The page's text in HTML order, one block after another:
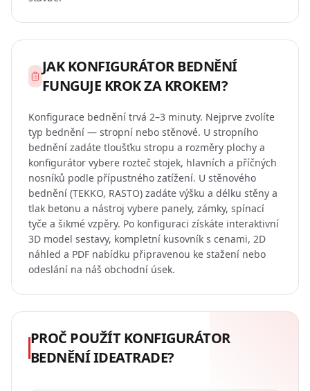
JAK KONFIGURÁTOR BEDNĚNÍ
FUNGUJE KROK ZA KROKEM?
Konfigurace bednění trvá 2–3 minuty. Nejprve zvolíte
typ bednění — stropní nebo stěnové. U stropního
bednění zadáte tloušťku stropu a rozměry plochy a
konfigurátor vybere rozteč stojek, hlavních a příčných
nosníků podle přípustného zatížení. U stěnového
bednění (TEKKO, RASTO) zadáte výšku a délku stěny a
tlak betonu a nástroj vybere panely, zámky, spínací
tyče a šikmé vzpěry. Po konfiguraci získáte interaktivní
3D model sestavy, kompletní kusovník s cenami, 2D
náhled a PDF nabídku připravenou ke stažení nebo
odeslání na náš obchodní úsek.
PROČ POUŽÍT KONFIGURÁTOR
BEDNĚNÍ IDEATRADE?